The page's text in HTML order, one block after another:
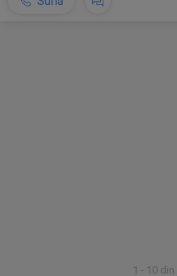
1 - 10 din